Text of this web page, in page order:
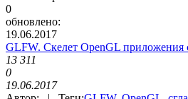
0
обновлено:
19.06.2017
GLFW. Скелет OpenGL приложения
13 311
0
19.06.2017